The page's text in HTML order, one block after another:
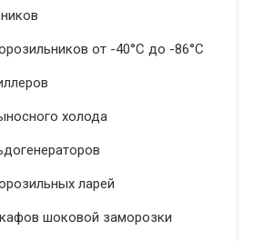
от -40°C до -86°C
холода
ларей
шоковой заморозки